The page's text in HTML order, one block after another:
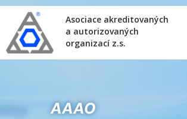
Asociace akreditovaných
a autorizovaných
organizací z.s.
AAAO